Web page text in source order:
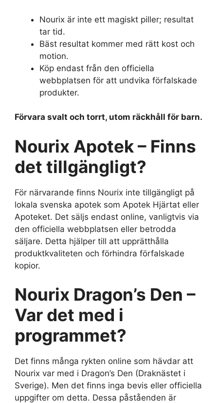
Nourix är inte ett magiskt piller; resultat
tar tid.
Bäst resultat kommer med rätt kost och
motion.
Köp endast från den officiella
webbplatsen för att undvika förfalskade
produkter.
Förvara svalt och torrt, utom räckhåll för barn.
Nourix Apotek – Finns
det tillgängligt?
För närvarande finns Nourix inte tillgängligt på
lokala svenska apotek som Apotek Hjärtat eller
Apoteket. Det säljs endast online, vanligtvis via
den officiella webbplatsen eller betrodda
säljare. Detta hjälper till att upprätthålla
produktkvaliteten och förhindra förfalskade
kopior.
Nourix Dragon’s Den –
Var det med i
programmet?
Det finns många rykten online som hävdar att
Nourix var med i Dragon’s Den (Draknästet i
Sverige). Men det finns inga bevis eller officiella
uppgifter om detta. Dessa påståenden är